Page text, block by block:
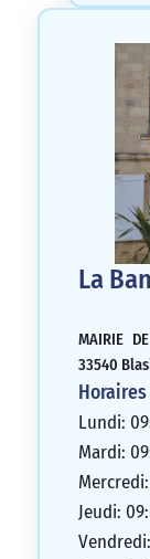
La
MAIRIE
33540
Horaires
Lundi:
Mardi:
Jeudi: